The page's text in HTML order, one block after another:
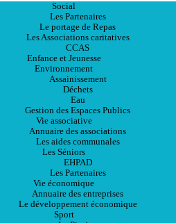
Social
Les Partenaires
Le portage de Repas
Les Associations caritatives
CCAS
Enfance et Jeunesse
Environnement
Assainissement
Déchets
Eau
Gestion des Espaces Publics
Vie associative
Annuaire des associations
Les aides communales
Les Séniors
EHPAD
Les Partenaires
Vie économique
Annuaire des entreprises
Le développement économique
Sport